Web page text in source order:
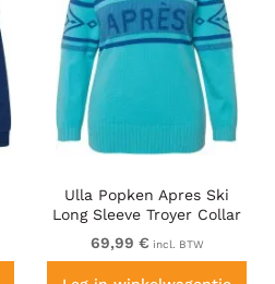
Ulla Popken Apres Ski
Long Sleeve Troyer Collar
Sweater Bright Turquoise
69,99 € incl. BTW